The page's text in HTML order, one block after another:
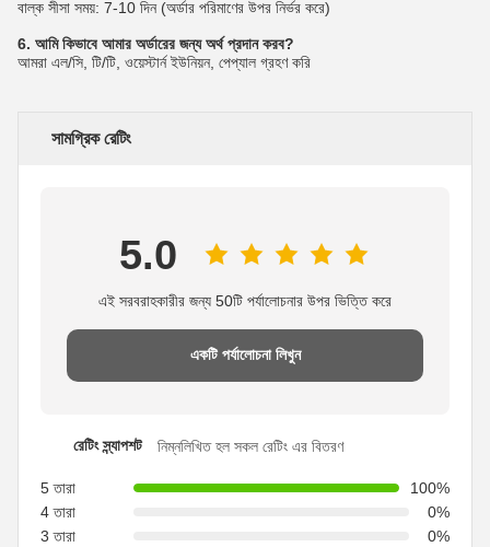
বাল্ক সীসা সময়: 7-10 দিন (অর্ডার পরিমাণের উপর নির্ভর করে)
6. আমি কিভাবে আমার অর্ডারের জন্য অর্থ প্রদান করব?
আমরা এল/সি, টি/টি, ওয়েস্টার্ন ইউনিয়ন, পেপ্যাল ​​গ্রহণ করি
সামগ্রিক রেটিং
5.0
এই সরবরাহকারীর জন্য 50টি পর্যালোচনার উপর ভিত্তি করে
একটি পর্যালোচনা লিখুন
রেটিং স্ন্যাপশট নিম্নলিখিত হল সকল রেটিং এর বিতরণ
5 তারা
100%
4 তারা
0%
3 তারা
0%